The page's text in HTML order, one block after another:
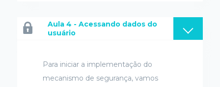
Aula 4 - Acessando dados do
usuário
Para iniciar a implementação do
mecanismo de segurança, vamos